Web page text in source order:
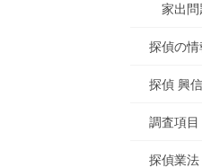
家出
探偵の
探偵 興
調査項目
探偵業法